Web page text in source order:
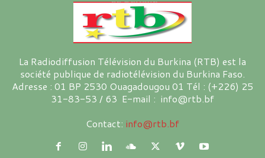
La Radiodiffusion Télévision du Burkina (RTB) est la
société publique de radiotélévision du Burkina Faso.
Adresse : 01 BP 2530 Ouagadougou 01 Tél : (+226) 25
31-83-53 / 63 E-mail : info@rtb.bf
Contact: info@rtb.bf